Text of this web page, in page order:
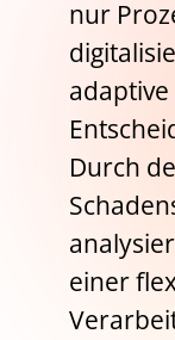
nur
Durch
einer